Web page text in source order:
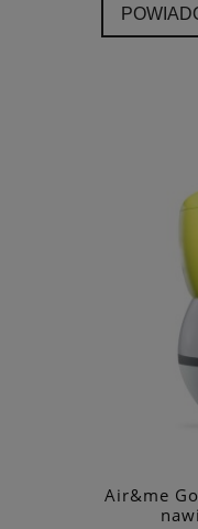
Air&me